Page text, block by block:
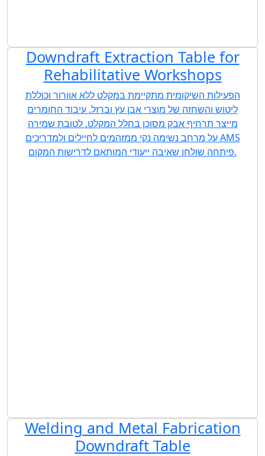
Downdraft Extraction Table for
Rehabilitative Workshops
הפעילות השיקומית מתקיימת במקלט ללא אוורור וכוללת
ליטוש והשחזה של מוצרי אבן עץ וברזל. עיבוד החומרים
מייצר תרחיף אבק מסוכן בחלל המקלט. לטובת שמירה
על מרחב נשימה נקי ממזהמים לחיילים ולמדריכים AMS
פיתחה שולחן שאיבה ייעודי המותאם לדרישות המקום.
Welding and Metal Fabrication
Downdraft Table